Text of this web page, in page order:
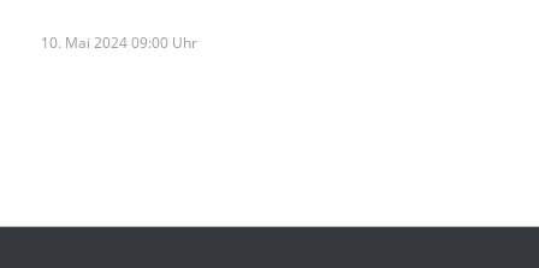
10. Mai 2024 09:00 Uhr